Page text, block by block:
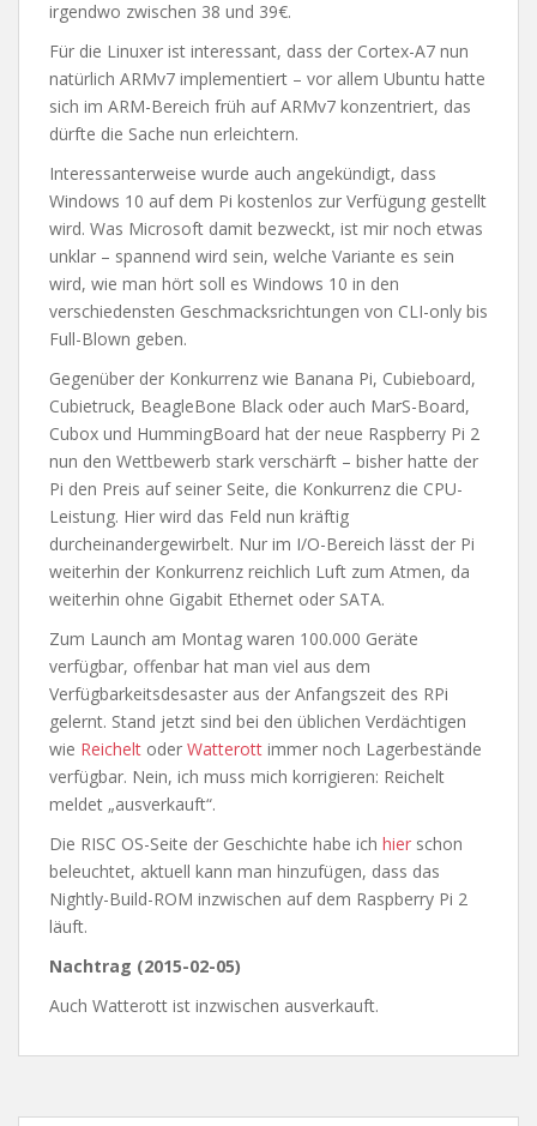
irgendwo zwischen 38 und 39€.
Für die Linuxer ist interessant, dass der Cortex-A7 nun
natürlich ARMv7 implementiert – vor allem Ubuntu hatte
sich im ARM-Bereich früh auf ARMv7 konzentriert, das
dürfte die Sache nun erleichtern.
Interessanterweise wurde auch angekündigt, dass
Windows 10 auf dem Pi kostenlos zur Verfügung gestellt
wird. Was Microsoft damit bezweckt, ist mir noch etwas
unklar – spannend wird sein, welche Variante es sein
wird, wie man hört soll es Windows 10 in den
verschiedensten Geschmacksrichtungen von CLI-only bis
Full-Blown geben.
Gegenüber der Konkurrenz wie Banana Pi, Cubieboard,
Cubietruck, BeagleBone Black oder auch MarS-Board,
Cubox und HummingBoard hat der neue Raspberry Pi 2
nun den Wettbewerb stark verschärft – bisher hatte der
Pi den Preis auf seiner Seite, die Konkurrenz die CPU-
Leistung. Hier wird das Feld nun kräftig
durcheinandergewirbelt. Nur im I/O-Bereich lässt der Pi
weiterhin der Konkurrenz reichlich Luft zum Atmen, da
weiterhin ohne Gigabit Ethernet oder SATA.
Zum Launch am Montag waren 100.000 Geräte
verfügbar, offenbar hat man viel aus dem
Verfügbarkeitsdesaster aus der Anfangszeit des RPi
gelernt. Stand jetzt sind bei den üblichen Verdächtigen
wie Reichelt oder Watterott immer noch Lagerbestände
verfügbar. Nein, ich muss mich korrigieren: Reichelt
meldet „ausverkauft“.
Die RISC OS-Seite der Geschichte habe ich hier schon
beleuchtet, aktuell kann man hinzufügen, dass das
Nightly-Build-ROM inzwischen auf dem Raspberry Pi 2
läuft.
Nachtrag (2015-02-05)
Auch Watterott ist inzwischen ausverkauft.